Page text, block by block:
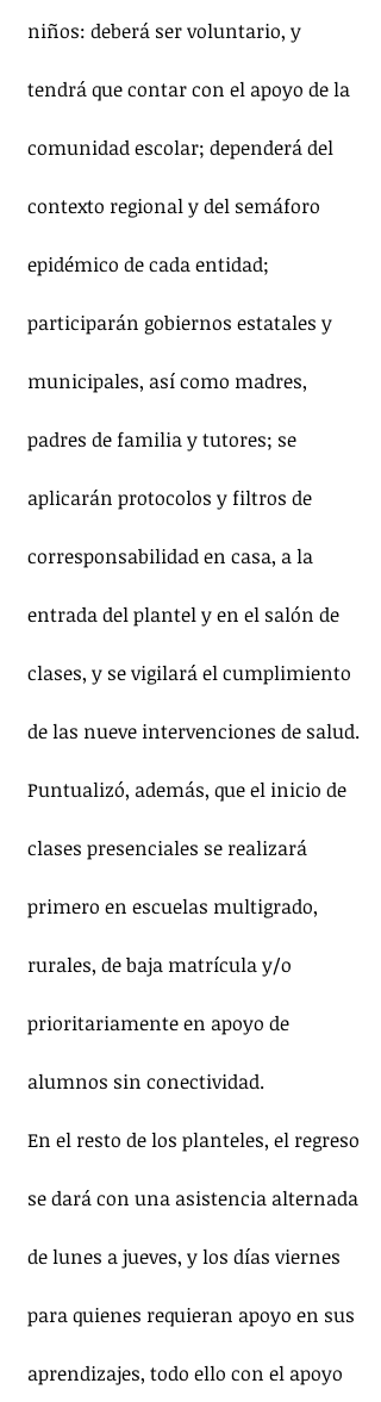
niños: deberá ser voluntario, y
tendrá que contar con el apoyo de la
comunidad escolar; dependerá del
contexto regional y del semáforo
epidémico de cada entidad;
participarán gobiernos estatales y
municipales, así como madres,
padres de familia y tutores; se
aplicarán protocolos y filtros de
corresponsabilidad en casa, a la
entrada del plantel y en el salón de
clases, y se vigilará el cumplimiento
de las nueve intervenciones de salud.
Puntualizó, además, que el inicio de
clases presenciales se realizará
primero en escuelas multigrado,
rurales, de baja matrícula y/o
prioritariamente en apoyo de
alumnos sin conectividad.
En el resto de los planteles, el regreso
se dará con una asistencia alternada
de lunes a jueves, y los días viernes
para quienes requieran apoyo en sus
aprendizajes, todo ello con el apoyo